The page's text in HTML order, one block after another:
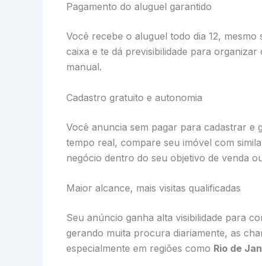
Pagamento do aluguel garantido
Você recebe o aluguel todo dia 12,
caixa e te dá previsibilidade para
manual.
Cadastro gratuito e autonomia
Você anuncia sem pagar para cadastrar e
tempo real, compare seu imóvel com
negócio dentro do seu objetivo de venda
Maior alcance, mais visitas qualificadas
Seu anúncio ganha alta visibilidade para
gerando muita procura diariamente, as
especialmente em regiões como Rio de